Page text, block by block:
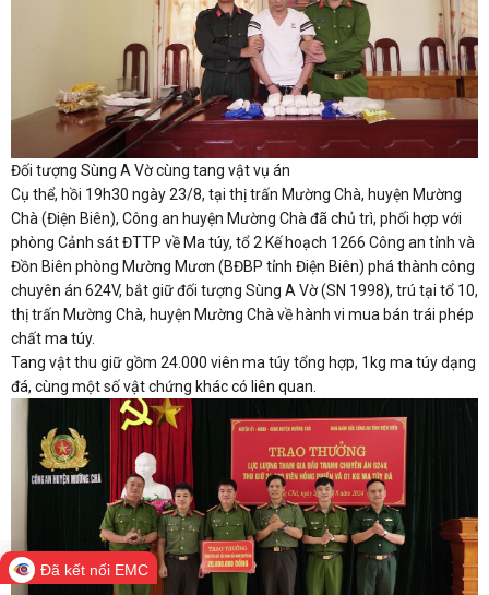
Đối tượng Sùng A Vờ cùng tang vật vụ án
Cụ thể, hồi 19h30 ngày 23/8, tại thị trấn Mường Chà, huyện Mường
Chà (Điện Biên), Công an huyện Mường Chà đã chủ trì, phối hợp với
phòng Cảnh sát ĐTTP về Ma túy, tổ 2 Kế hoạch 1266 Công an tỉnh và
Đồn Biên phòng Mường Mươn (BĐBP tỉnh Điện Biên) phá thành công
chuyên án 624V, bắt giữ đối tượng Sùng A Vờ (SN 1998), trú tại tổ 10,
thị trấn Mường Chà, huyện Mường Chà về hành vi mua bán trái phép
chất ma túy.
Tang vật thu giữ gồm 24.000 viên ma túy tổng hợp, 1kg ma túy dạng
đá, cùng một số vật chứng khác có liên quan.
Đã kết nối EMC